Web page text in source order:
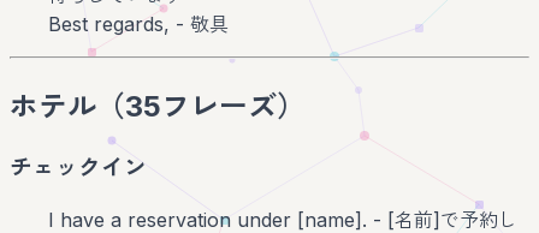
Best regards, - 敬具
ホテル（35フレーズ）
チェックイン
I have a reservation under [name]. - [名前]で予約し